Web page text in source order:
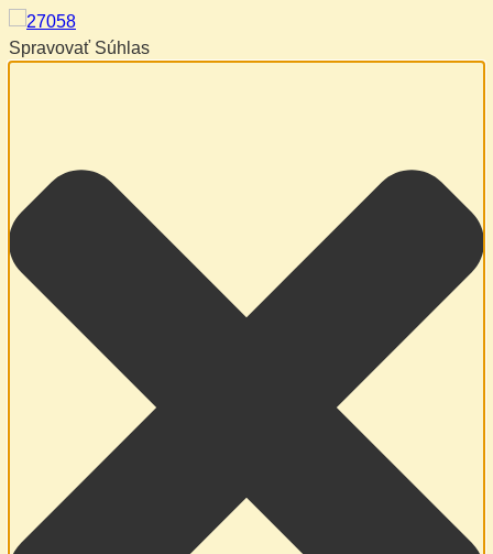
Spravovať Súhlas